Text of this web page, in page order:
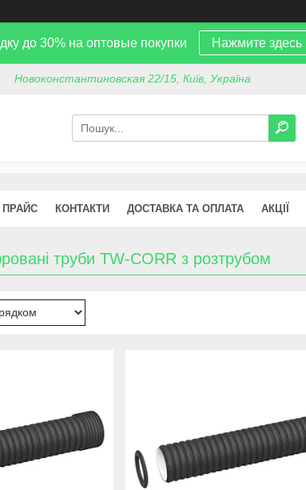
до 30% на оптовые покупки Нажмите здесь
Новоконстантиновская 22/15, Київ, Україна
ПРАЙС КОНТАКТИ ДОСТАВКА ТА ОПЛАТА АКЦІЇ
труби TW-CORR з розтрубом